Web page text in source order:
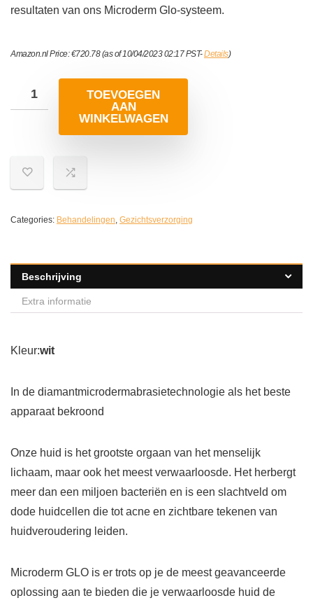
resultaten van ons Microderm Glo-systeem.
Amazon.nl Price:€720.78(as of 10/04/2023 02:17 PST-Details)
TOEVOEGEN
AAN
WINKELWAGEN
Categories: Behandelingen, Gezichtsverzorging
Beschrijving
Extra informatie
Kleur:wit
In de diamantmicrodermabrasietechnologie als het beste
apparaat bekroond
Onze huid is het grootste orgaan van het menselijk
lichaam, maar ook het meest verwaarloosde. Het herbergt
meer dan een miljoen bacteriën en is een slachtveld om
dode huidcellen die tot acne en zichtbare tekenen van
huidveroudering leiden.
Microderm GLO is er trots op je de meest geavanceerde
oplossing aan te bieden die je verwaarloosde huid de